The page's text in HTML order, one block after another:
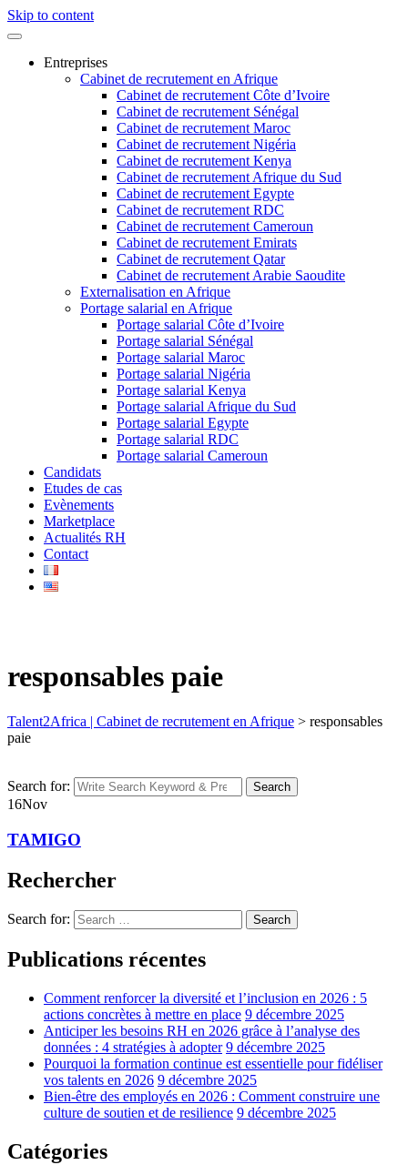
Skip to content
Entreprises
Cabinet de recrutement en Afrique
Cabinet de recrutement Côte d’Ivoire
Cabinet de recrutement Sénégal
Cabinet de recrutement Maroc
Cabinet de recrutement Nigéria
Cabinet de recrutement Kenya
Cabinet de recrutement Afrique du Sud
Cabinet de recrutement Egypte
Cabinet de recrutement RDC
Cabinet de recrutement Cameroun
Cabinet de recrutement Emirats
Cabinet de recrutement Qatar
Cabinet de recrutement Arabie Saoudite
Externalisation en Afrique
Portage salarial en Afrique
Portage salarial Côte d’Ivoire
Portage salarial Sénégal
Portage salarial Maroc
Portage salarial Nigéria
Portage salarial Kenya
Portage salarial Afrique du Sud
Portage salarial Egypte
Portage salarial RDC
Portage salarial Cameroun
Candidats
Etudes de cas
Evènements
Marketplace
Actualités RH
Contact
responsables paie
Talent2Africa | Cabinet de recrutement en Afrique > responsables
paie
Search for: Search
16Nov
TAMIGO
Rechercher
Search for: Search
Publications récentes
Comment renforcer la diversité et l’inclusion en 2026 : 5
actions concrètes à mettre en place 9 décembre 2025
Anticiper les besoins RH en 2026 grâce à l’analyse des
données : 4 stratégies à adopter 9 décembre 2025
Pourquoi la formation continue est essentielle pour fidéliser
vos talents en 2026 9 décembre 2025
Bien-être des employés en 2026 : Comment construire une
culture de soutien et de resilience 9 décembre 2025
Catégories